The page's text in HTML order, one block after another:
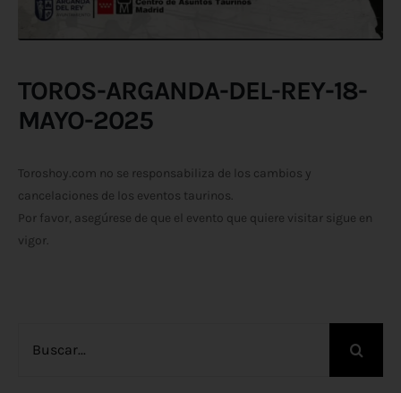
TOROS-ARGANDA-DEL-REY-18-
MAYO-2025
Toroshoy.com no se responsabiliza de los cambios y
cancelaciones de los eventos taurinos.
Por favor, asegúrese de que el evento que quiere visitar sigue en
vigor.